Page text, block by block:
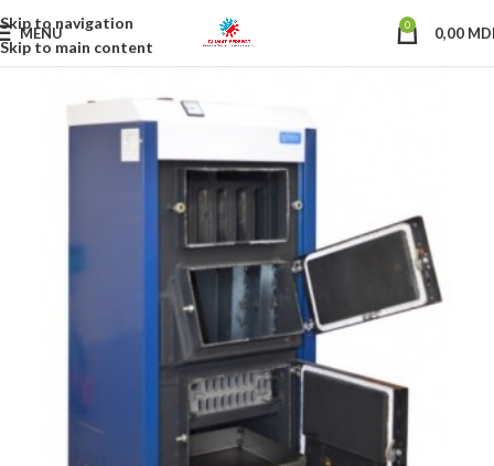
Skip to navigation
Skip to main content
MENU 0 0,00